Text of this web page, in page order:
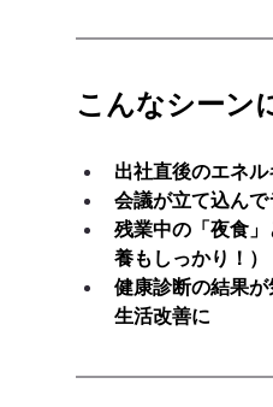
こんなシーン
出社直後のエネ
会議が立て込ん
残業中の「夜食
養もしっかり！）
健康診断の結果
生活改善に